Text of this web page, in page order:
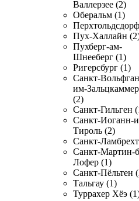
Валлерзее (2)
Оберальм (1)
Пух-Халлайн
Пухберг-ам-
Шнееберг (1)
Ригерсбург (1)
Санкт-
им-
(2)
Санкт-Гильген
Санкт-Иоганн-
Тироль (2)
Санкт-
Санкт-Мартин-
Лофер (1)
Санкт-Пёльтен
Тальгау (1)
Туррахер Хёэ